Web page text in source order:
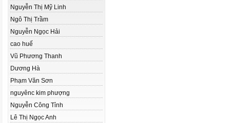
Nguyễn Thị Mỹ Linh
Ngô Thị Trầm
Nguyễn Ngọc Hải
cao huế
Vũ Phương Thanh
Dương Hà
Phạm Văn Sơn
nguyênc kim phượng
Nguyễn Công Tỉnh
Lê Thị Ngọc Anh